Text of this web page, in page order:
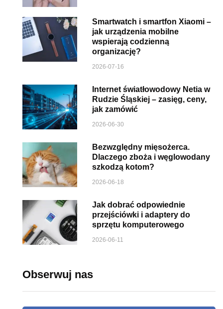
Smartwatch i smartfon Xiaomi –
jak urządzenia mobilne
wspierają codzienną
organizację?
2026-07-16
Internet światłowodowy Netia w
Rudzie Śląskiej – zasięg, ceny,
jak zamówić
2026-06-30
Bezwzględny mięsożerca.
Dlaczego zboża i węglowodany
szkodzą kotom?
2026-06-18
Jak dobrać odpowiednie
przejściówki i adaptery do
sprzętu komputerowego
2026-06-11
Obserwuj nas